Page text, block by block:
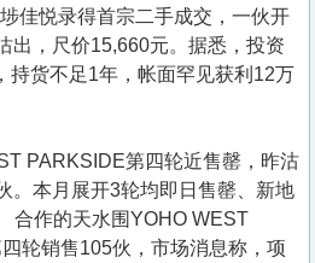
佳悦录得首宗二手成交，一伙开
出，尺价15,660元。据悉，投资
持货不足1年，帐面罕见获利12万
PARKSIDE第四轮近售罄，昨沽
。本月展开3轮均即日售罄、新地
合作的天水围YOHO WEST
轮销售105伙，市场消息称，项